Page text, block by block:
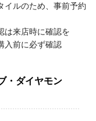
イルのため、事前予約
は来店時に確認を
入前に必ず確認
・ダイヤモン